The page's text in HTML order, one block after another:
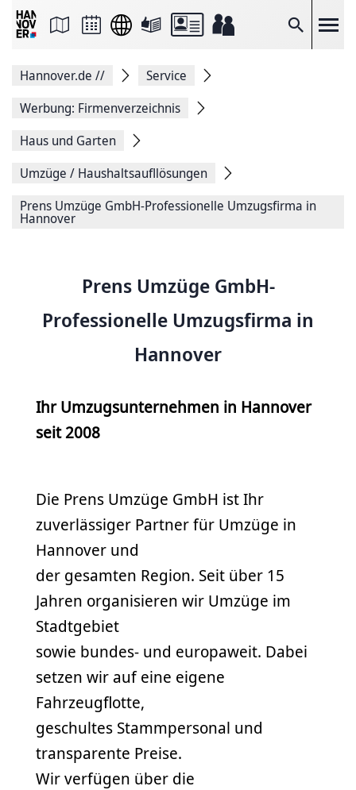
Suche
Seite
Facebook
teilen
Seitenlink
Seite
Hannover.de //
Service
Werbung: Firmenverzeichnis
Haus und Garten
Umzüge / Haushaltsaufllösungen
Prens Umzüge GmbH-Professionelle Umzugsfirma in
Hannover
Prens Umzüge GmbH-
Professionelle Umzugsfirma in
Hannover
Ihr Umzugsunternehmen in Hannover
seit 2008
Die Prens Umzüge GmbH ist Ihr
zuverlässiger Partner für Umzüge in
Hannover und
der gesamten Region. Seit über 15
Jahren organisieren wir Umzüge im
Stadtgebiet
sowie bundes- und europaweit. Dabei
setzen wir auf eine eigene
Fahrzeugflotte,
geschultes Stammpersonal und
transparente Preise.
Wir verfügen über die